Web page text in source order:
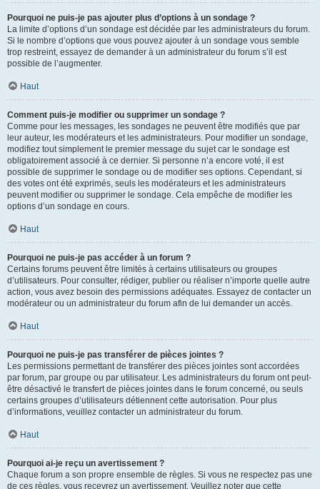
Pourquoi ne puis-je pas ajouter plus d’options à un sondage ?
La limite d’options d’un sondage est décidée par les administrateurs du forum.
Si le nombre d’options que vous pouvez ajouter à un sondage vous semble
trop restreint, essayez de demander à un administrateur du forum s’il est
possible de l’augmenter.
Haut
Comment puis-je modifier ou supprimer un sondage ?
Comme pour les messages, les sondages ne peuvent être modifiés que par
leur auteur, les modérateurs et les administrateurs. Pour modifier un sondage,
modifiez tout simplement le premier message du sujet car le sondage est
obligatoirement associé à ce dernier. Si personne n’a encore voté, il est
possible de supprimer le sondage ou de modifier ses options. Cependant, si
des votes ont été exprimés, seuls les modérateurs et les administrateurs
peuvent modifier ou supprimer le sondage. Cela empêche de modifier les
options d’un sondage en cours.
Haut
Pourquoi ne puis-je pas accéder à un forum ?
Certains forums peuvent être limités à certains utilisateurs ou groupes
d’utilisateurs. Pour consulter, rédiger, publier ou réaliser n’importe quelle autre
action, vous avez besoin des permissions adéquates. Essayez de contacter un
modérateur ou un administrateur du forum afin de lui demander un accès.
Haut
Pourquoi ne puis-je pas transférer de pièces jointes ?
Les permissions permettant de transférer des pièces jointes sont accordées
par forum, par groupe ou par utilisateur. Les administrateurs du forum ont peut-
être désactivé le transfert de pièces jointes dans le forum concerné, ou seuls
certains groupes d’utilisateurs détiennent cette autorisation. Pour plus
d’informations, veuillez contacter un administrateur du forum.
Haut
Pourquoi ai-je reçu un avertissement ?
Chaque forum a son propre ensemble de règles. Si vous ne respectez pas une
de ces règles, vous recevrez un avertissement. Veuillez noter que cette